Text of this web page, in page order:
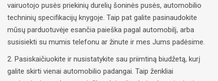
vairuotojo pusės priekinių durelių šoninės pusės, automobilio
techninių specifikacijų knygoje. Taip pat galite pasinaudokite
mūsų parduotuvėje esančia paieška pagal automobilį, arba
susisiekti su mumis telefonu ar žinute ir mes Jums padėsime.
2. Pasiskaičiuokite ir nusistatykite sau priimtiną biudžetą, kurį
galite skirti vienai automobilio padangai. Taip ženkliai